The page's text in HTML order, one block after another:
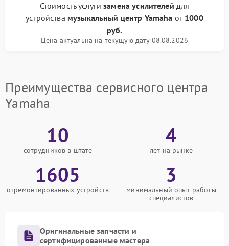
Стоимость услугизамена усилителей для
устройства музыкальный центр Yamaha от 1000
руб.
Цена актуальна на текущую дату 08.08.2026
Преимущества сервисного центра
Yamaha
10
сотрудников в штате
4
лет на рынке
1605
отремонтированных устройств
3
минимальный опыт работы
специалистов
Оригинальные запчасти и
сертифицированные мастера